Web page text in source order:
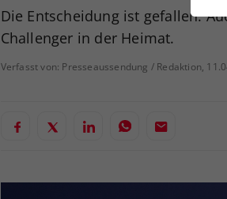
Die Entscheidung ist gefallen:
Challenger in der Heimat.
Verfasst von: Presseaussendung / Redaktion,